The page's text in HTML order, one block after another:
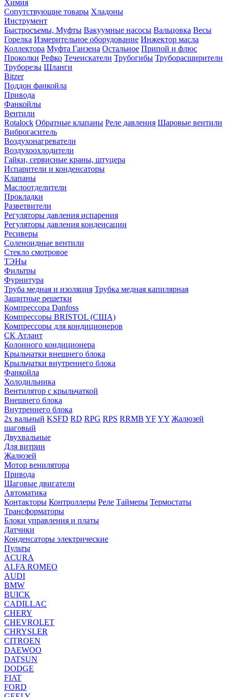
Химия
Сопутствующие товары Хладоны
Инструмент
Быстросъемы, Муфты Вакуумные насосы Вальцовка Весы
Горелка Измерительное оборудование Инжектор масла
Коллектора Муфта Ганзена Остальное Припой и флюс
Проколки Рефко Течеискатели Трубогибы Труборасширители
Труборезы Шланги
Bitzer
Поддон фанкойла
Привода
Фанкойлы
Вентили
Rotalock Обратные клапаны Реле давления Шаровые вентили
Виброгаситель
Воздухонагреватели
Воздухоохлодители
Гайки, сервисные краны, штуцера
Испарители и конденсаторы
Клапаны
Маслоотделители
Прокладки
Разветвители
Регуляторы давления испарения
Регуляторы давления конденсации
Ресиверы
Соленоидные вентили
Стекло смотровое
ТЭНы
Фильтры
Фурнитура
Труба медная и изоляция Трубка медная капилярная
Защитные решетки
Компрессора Danfoss
Компрессоры BRISTOL (США)
Компрессоры для кондиционеров
СК Атлант
Колонного кондиционера
Крыльчатки внешнего блока
Крыльчатки внутреннего блока
Фанкойла
Холодильника
Вентилятор с крыльчаткой
Внешнего блока
Внутреннего блока
2х вальный KSFD RD RPG RPS RRMB YFYY Жалюзей
шаговый
Двухвальные
Для витрин
Жалюзей
Мотор венилятора
Привода
Шаговые двигатели
Автоматика
Контакторы Контроллеры Реле Таймеры Термостаты
Трансформаторы
Блоки управления и платы
Датчики
Конденсаторы электрические
Пульты
ACURA
ALFA ROMEO
AUDI
BMW
BUICK
CADILLAC
CHERY
CHEVROLET
CHRYSLER
CITROEN
DAEWOO
DATSUN
DODGE
FIAT
FORD